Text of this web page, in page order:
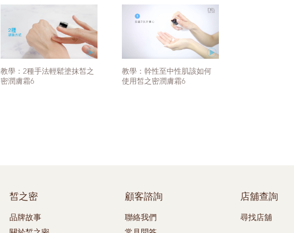
教學：2種手法輕鬆塗抹皙之
密潤膚霜6
教學：幹性至中性肌該如何
使用皙之密潤膚霜6
皙之密
品牌故事
顧客諮詢
聯絡我們
店舖查詢
尋找店舖